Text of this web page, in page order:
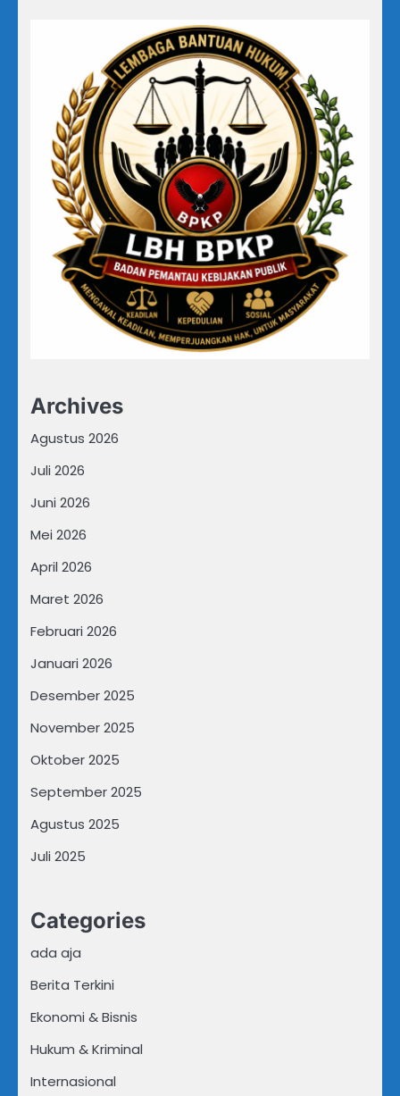
Archives
Agustus 2026
Juli 2026
Juni 2026
Mei 2026
April 2026
Maret 2026
Februari 2026
Januari 2026
Desember 2025
November 2025
Oktober 2025
September 2025
Agustus 2025
Juli 2025
Categories
ada aja
Berita Terkini
Ekonomi & Bisnis
Hukum & Kriminal
Internasional